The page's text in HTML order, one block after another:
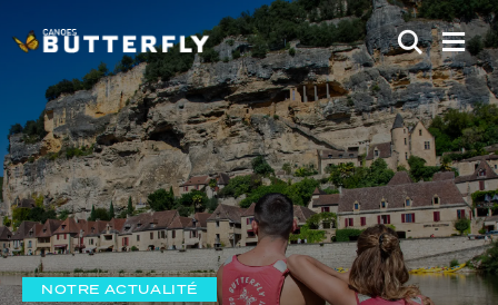
NOTRE ACTUALITÉ